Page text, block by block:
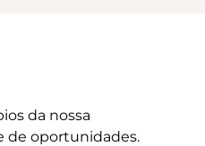
da nossa
de oportunidades.